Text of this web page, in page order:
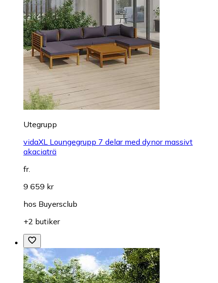
Utegrupp
vidaXL Loungegrupp 7 delar med dynor massivt
akaciaträ
fr.
9 659 kr
hos Buyersclub
+2 butiker